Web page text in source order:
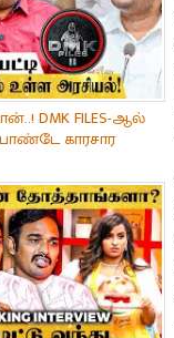
DMK FILES-ஆல்
காரசார